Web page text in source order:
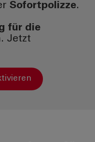
Sofortpolizze.
für die
. Jetzt